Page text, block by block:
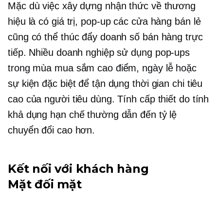
Mặc dù việc xây dựng nhận thức về thương
hiệu là có giá trị, pop-upcác cửa hàng bán lẻ
cũng có thể thúc đẩy doanh số bán hàng trực
tiếp. Nhiều doanh nghiệp sử dụng pop-ups
trong mùa mua sắm cao điểm, ngày lễ hoặc
sự kiện đặc biệt để tận dụng thời gian chi tiêu
cao của người tiêu dùng. Tính cấp thiết do tính
khả dụng hạn chế thường dẫn đến tỷ lệ
chuyển đổi cao hơn.
Kết nối với khách hàng
Mặt đối mặt